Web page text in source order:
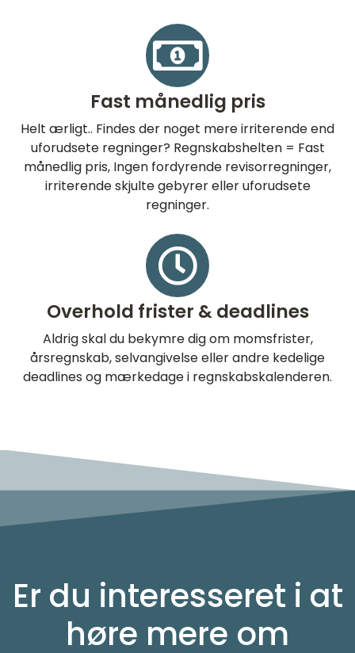
Fast månedlig pris
Helt ærligt.. Findes der noget mere irriterende end
uforudsete regninger? Regnskabshelten = Fast
månedlig pris, Ingen fordyrende revisorregninger,
irriterende skjulte gebyrer eller uforudsete
regninger.
Overhold frister & deadlines
Aldrig skal du bekymre dig om momsfrister,
årsregnskab, selvangivelse eller andre kedelige
deadlines og mærkedage i regnskabskalenderen.
Er du interesseret i at
høre mere om